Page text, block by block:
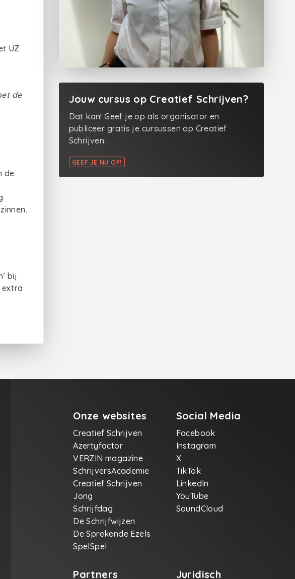
UZ
de
de
bij
extra
Jouw cursus op Creatief Schrijven?
Dat kan! Geef je op als organisator en
publiceer gratis je cursussen op Creatief
Schrijven.
GEEF JE NU OP!
Onze websites
Creatief Schrijven
Azertyfactor
VERZIN magazine
SchrijversAcademie
Creatief Schrijven
Jong
Schrijfdag
De Schrijfwijzen
De Sprekende Ezels
SpelSpel
Social Media
Facebook
Instagram
X
TikTok
LinkedIn
YouTube
SoundCloud
Partners Juridisch